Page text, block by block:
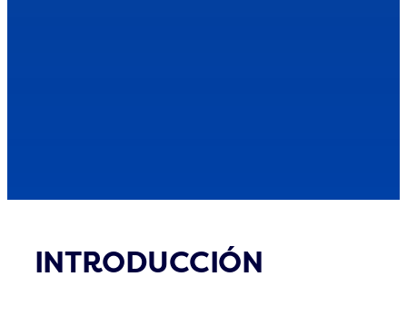
INTRODUCCIÓN